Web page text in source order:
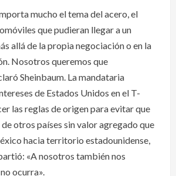
mucho el tema del acero, el
que pudieran llegar a un
allá de la propia negociación o en la
Nosotros queremos que
Sheinbaum. La mandataria
de Estados Unidos en el T-
las reglas de origen para evitar que
otros países sin valor agregado que
hacia territorio estadounidense,
«A nosotros también nos
ocurra».